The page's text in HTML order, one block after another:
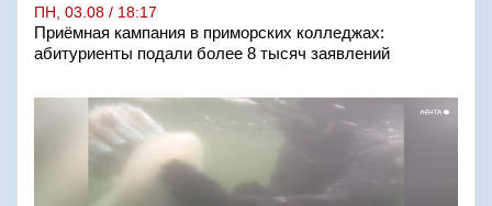
ПН, 03.08 / 18:17
Приёмная кампания в приморских колледжах:
абитуриенты подали более 8 тысяч заявлений